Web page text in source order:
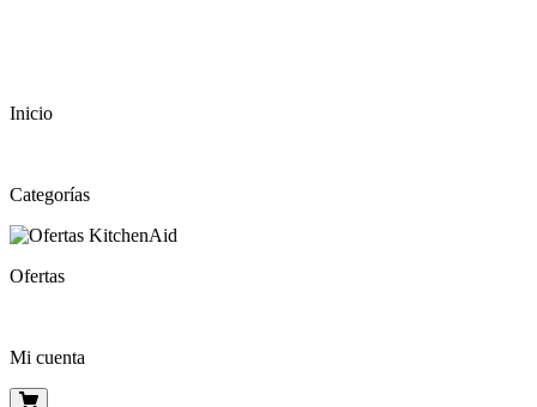
Inicio
Categorías
Ofertas
Mi cuenta